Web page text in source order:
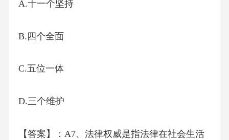
A.十一个坚持
B.四个全面
C.五位一体
D.三个维护
【答案】：A7、法律权威是指法律在社会生活